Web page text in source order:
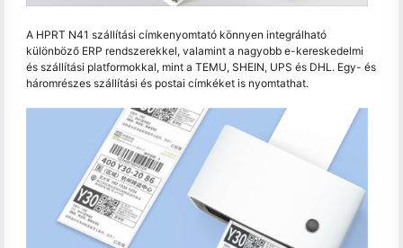
A HPRT N41 szállítási címkenyomtató könnyen integrálható
különböző ERP rendszerekkel, valamint a nagyobb e-kereskedelmi
és szállítási platformokkal, mint a TEMU, SHEIN, UPS és DHL. Egy- és
háromrészes szállítási és postai címkéket is nyomtathat.